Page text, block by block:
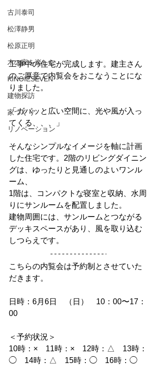
古川泰司
松澤静男
松原正明
木の家を楽しむ
KINOIESEVEN
建物探訪
家づくり
リノベーション
工事中の住宅が完成します。建主さん
のご厚意で内覧会をおこなうことにな
りました。
「ガバッと広い空間に、光や風が入っ
てくる、、、」
そんなシンプルなイメージを軸に計画
した住宅です。2階のリビングダイニン
グは、ゆったりと見通しのよいワンル
ーム、
1階は、コンパクトな寝室と収納、水周
りにサンルームを配置しました。
建物周囲には、サンルームとつながる
デッキスペースがあり、風を取り込む
しつらえです。
こちらの内覧会は予約制とさせていた
だきます。
日時：6月6日　（日）　10：00〜17：
00
＜予約状況＞
10時：×　11時：×　12時：△　13時：
◯　14時：△　15時：◯　16時：◯